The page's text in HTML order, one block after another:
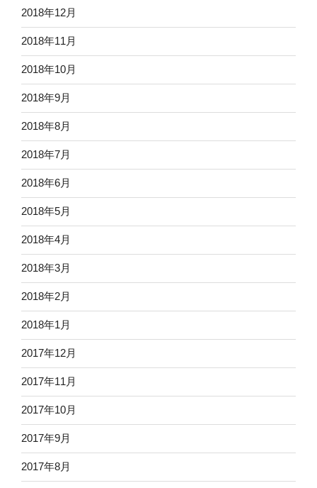
2018年12月
2018年11月
2018年10月
2018年9月
2018年8月
2018年7月
2018年6月
2018年5月
2018年4月
2018年3月
2018年2月
2018年1月
2017年12月
2017年11月
2017年10月
2017年9月
2017年8月